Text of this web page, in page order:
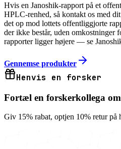
Hvis en Janoshik-rapport på et
HPLC-renhed, så kontakt os med
det op mod lottets offentliggjorte
der ikke består, uden omkostninger
rapporter ligger højere — se
Gennemse produkter
Henvis en forsker
Fortæl en forskerkollega
Giv 15% rabat, optjen 10% retur på